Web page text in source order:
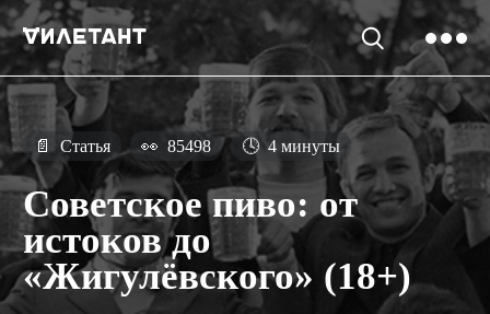
📄 Статья 👀 85498 🕓 4 минуты
Советское пиво: от
истоков до
«Жигулёвского» (18+)